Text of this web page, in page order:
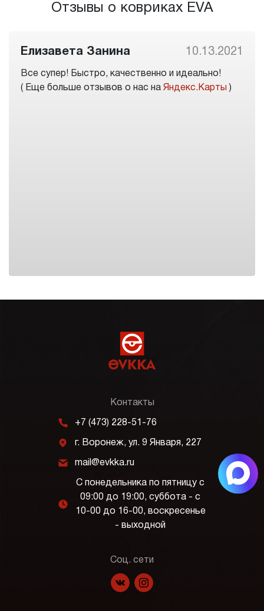
Отзывы о ковриках EVA
Елизавета Занина 10.13.2021
Все супер! Быстро, качественно и идеально!
( Еще больше отзывов о нас на Яндекс.Карты )
Контакты
m +7 (473) 228-51-76
j г. Воронеж, ул. 9 Января, 227
k mail@evkka.ru
l
С понедельника по пятницу с
09:00 до 19:00, суббота - с
10-00 до 16-00, воскресенье
- выходной
Соц. сети
f p